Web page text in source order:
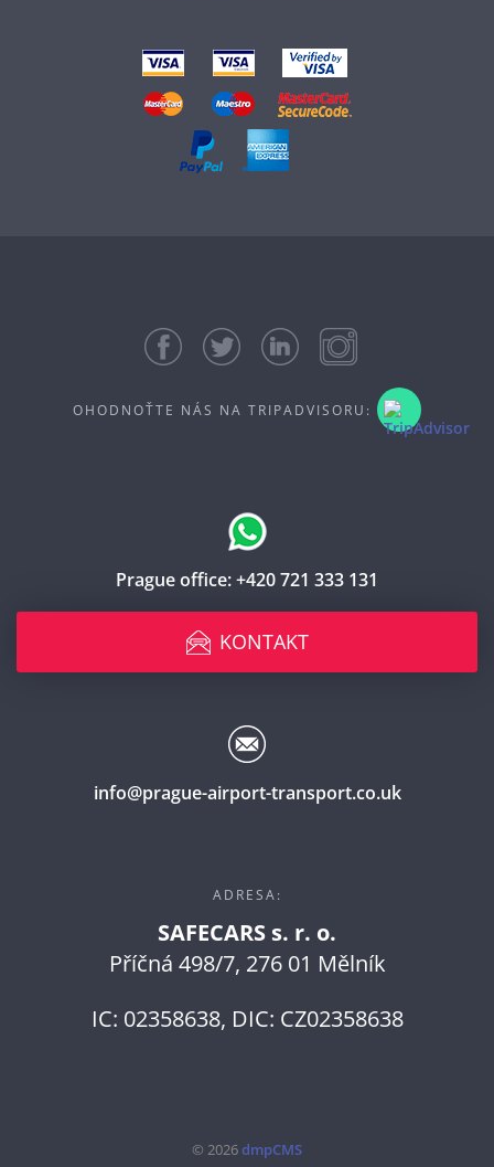
OHODNOŤTE NÁS NA TRIPADVISORU:
Prague office:+420 721 333 131
KONTAKT
info@prague-airport-transport.co.uk
ADRESA:
SAFECARS s. r. o.
Příčná 498/7, 276 01 Mělník
IC: 02358638, DIC: CZ02358638
© 2026dmpCMS